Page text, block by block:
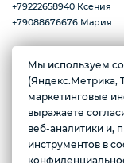
+79222658940 Ксения
+79088676676 Мария
г. Тюмень, ул.
Ежедневно с
Мы используем
(Яндекс.Метрика,
маркетинговые
выражаете
веб-аналитики и,
инструментов в
Да